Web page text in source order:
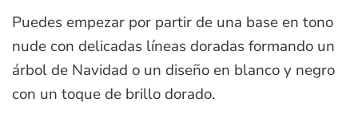
Puedes empezar por partir de una base en tono
nude con delicadas líneas doradas formando un
árbol de Navidad o un diseño en blanco y negro
con un toque de brillo dorado.